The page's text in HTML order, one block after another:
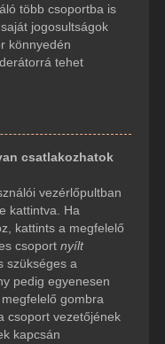
több csoportba is
jogosultságok
könnyedén
tehet
csatlakozhatok
vezérlőpultban
kattintva. Ha
kattints a megfelelő
csoport nyílt
szükséges a
pedig egyenesen
gombra
csoport vezetőjének
kapcsán